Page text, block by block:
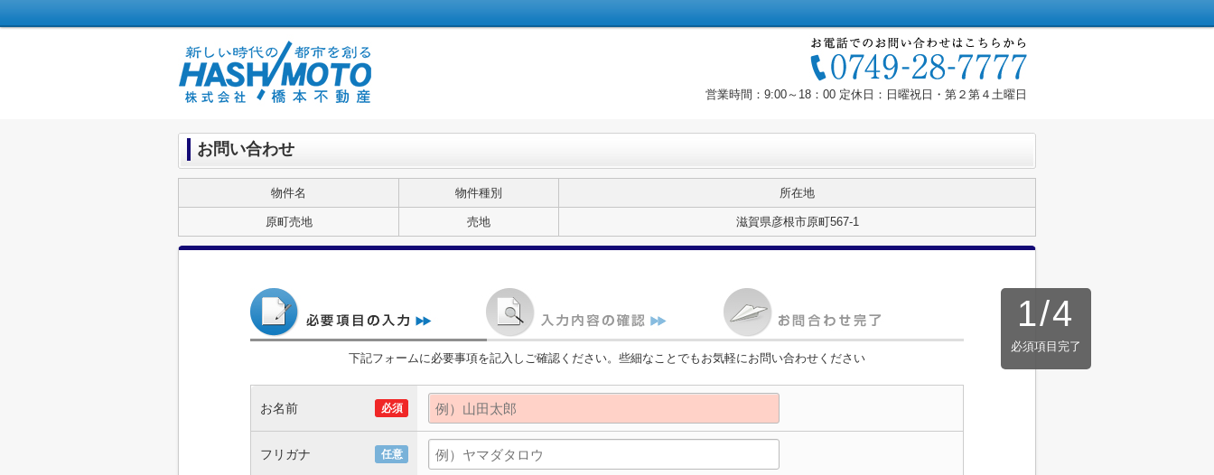
営業時間：9:00～18：00 定休日：日曜祝日・第２第４土曜日
お問い合わせ
物件名 物件種別 所在地
原町売地 売地 滋賀県彦根市原町567-1
1/4
必須項目完了
下記フォームに必要事項を記入しご確認ください。些細なことでもお気軽にお問い合わせください
お名前 必須
フリガナ 任意